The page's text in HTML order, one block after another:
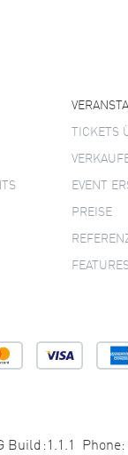
TICKETS
EVENT
PREISE
Build:1.1.1